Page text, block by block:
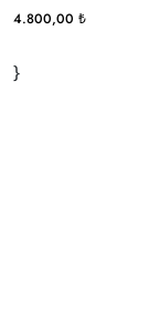
4.800,00 ₺
}